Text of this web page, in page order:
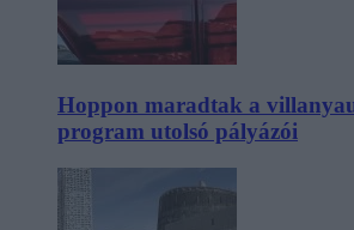
Hoppon maradtak a
program utolsó pályázói